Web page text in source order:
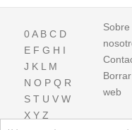
0A B C D
E F G H I
J K L M
N O P Q R
S T U V W
X Y Z
Sobre
web